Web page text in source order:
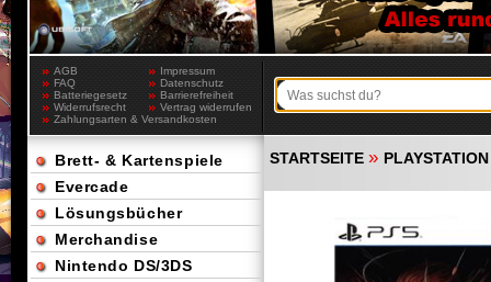
AGB
Impressum
FAQ
Datenschutz
Batteriegesetz
Barrierefreiheit
Widerrufsrecht
Vertrag widerrufen
Zahlungsarten & Versandkosten
STARTSEITE »
Brett- & Kartenspiele
Evercade
Lösungsbücher
Merchandise
Nintendo DS/3DS